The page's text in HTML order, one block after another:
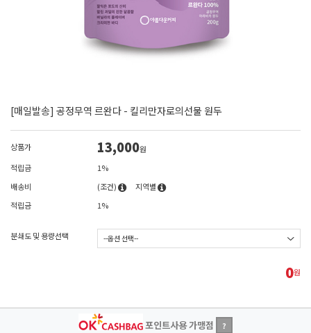
[매일발송] 공정무역 르완다 - 킬리만자로의선물 원두
상품가 13,000원
적립금
1%
배송비
(조건)
지역별
적립금
1%
분쇄도 및 용량선택
0원
포인트사용 가맹점 ?